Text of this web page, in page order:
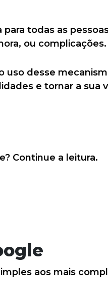
todas as
ou complicações.
uso desse
e tornar a sua
Continue a leitura.
aos mais